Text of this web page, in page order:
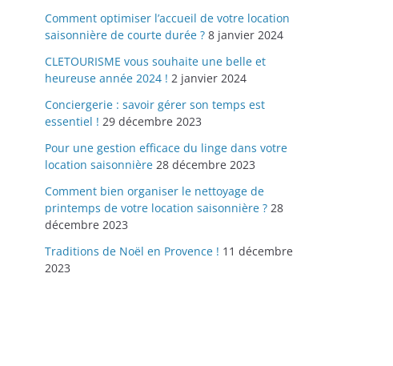
Comment optimiser l’accueil de votre location
saisonnière de courte durée ? 8 janvier 2024
CLETOURISME vous souhaite une belle et
heureuse année 2024 ! 2 janvier 2024
Conciergerie : savoir gérer son temps est
essentiel ! 29 décembre 2023
Pour une gestion efficace du linge dans votre
location saisonnière 28 décembre 2023
Comment bien organiser le nettoyage de
printemps de votre location saisonnière ? 28
décembre 2023
Traditions de Noël en Provence ! 11 décembre
2023